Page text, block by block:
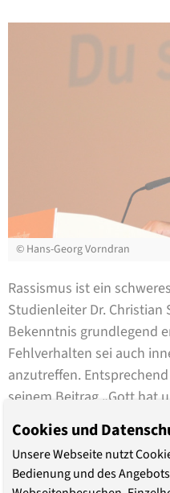
© Hans-Georg Vorndran
Rassismus ist ein
Studienleiter Dr. Christian
Bekenntnis grundlegend
Fehlverhalten sei auch
anzutreffen.
seinem Beitrag „Gott hat
der Furcht – oder?“ im
Interkulturellen Woche,
Stellungnahmen stärker
Feld geführt werden“.
Cookies und
Unsere Webseite nutzt
Bedienung und des